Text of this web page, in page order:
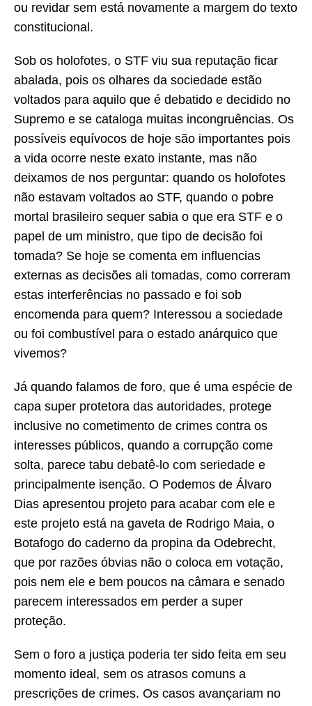
ou revidar sem está novamente a margem do texto
constitucional.
Sob os holofotes, o STF viu sua reputação ficar
abalada, pois os olhares da sociedade estão
voltados para aquilo que é debatido e decidido no
Supremo e se cataloga muitas incongruências. Os
possíveis equívocos de hoje são importantes pois
a vida ocorre neste exato instante, mas não
deixamos de nos perguntar: quando os holofotes
não estavam voltados ao STF, quando o pobre
mortal brasileiro sequer sabia o que era STF e o
papel de um ministro, que tipo de decisão foi
tomada? Se hoje se comenta em influencias
externas as decisões ali tomadas, como correram
estas interferências no passado e foi sob
encomenda para quem? Interessou a sociedade
ou foi combustível para o estado anárquico que
vivemos?
Já quando falamos de foro, que é uma espécie de
capa super protetora das autoridades, protege
inclusive no cometimento de crimes contra os
interesses públicos, quando a corrupção come
solta, parece tabu debatê-lo com seriedade e
principalmente isenção. O Podemos de Álvaro
Dias apresentou projeto para acabar com ele e
este projeto está na gaveta de Rodrigo Maia, o
Botafogo do caderno da propina da Odebrecht,
que por razões óbvias não o coloca em votação,
pois nem ele e bem poucos na câmara e senado
parecem interessados em perder a super
proteção.
Sem o foro a justiça poderia ter sido feita em seu
momento ideal, sem os atrasos comuns a
prescrições de crimes. Os casos avançariam no